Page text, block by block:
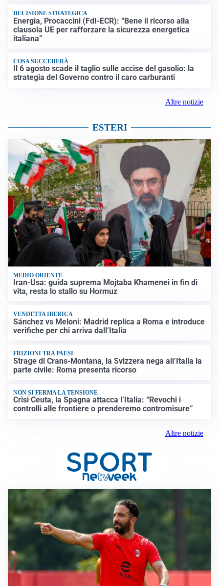
DECISIONE STRATEGICA
Energia, Procaccini (FdI-ECR): “Bene il ricorso alla
clausola UE per rafforzare la sicurezza energetica
italiana”
COSA SUCCEDERÀ
Il 6 agosto scade il taglio sulle accise del gasolio: la
strategia del Governo contro il caro carburanti
Altre notizie
ESTERI
MEDIO ORIENTE
Iran-Usa: guida suprema Mojtaba Khamenei in fin di
vita, resta lo stallo su Hormuz
VENDETTA IBERICA
Sánchez vs Meloni: Madrid replica a Roma e introduce
verifiche per chi arriva dall’Italia
FRIZIONI TRA PAESI
Strage di Crans-Montana, la Svizzera nega all’Italia la
parte civile: Roma presenta ricorso
NON SI FERMA LA TENSIONE
Crisi Ceuta, la Spagna attacca l’Italia: “Revochi i
controlli alle frontiere o prenderemo contromisure”
Altre notizie